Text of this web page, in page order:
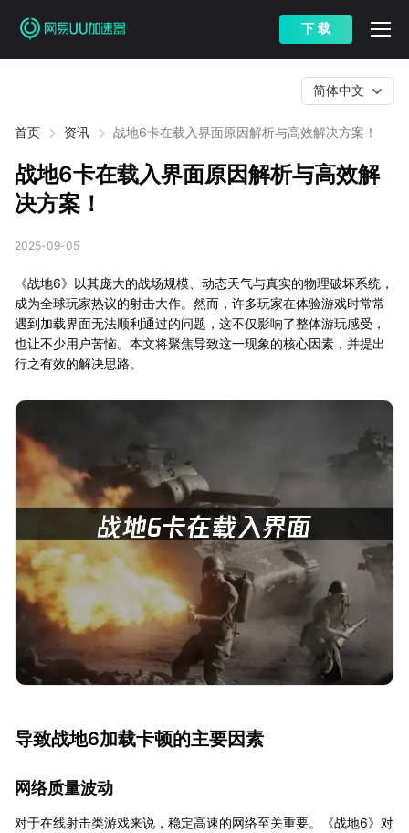
下 载
首页 资讯 战地6卡在载入界面原因解析与高效解决方案！
简体中文
战地6卡在载入界面原因解析与高效解
决方案！
2025-09-05
《战地6》以其庞大的战场规模、动态天气与真实的物理破坏系统，
成为全球玩家热议的射击大作。然而，许多玩家在体验游戏时常常
遇到加载界面无法顺利通过的问题，这不仅影响了整体游玩感受，
也让不少用户苦恼。本文将聚焦导致这一现象的核心因素，并提出
行之有效的解决思路。
导致战地6加载卡顿的主要因素
网络质量波动
对于在线射击类游戏来说，稳定高速的网络至关重要。《战地6》对